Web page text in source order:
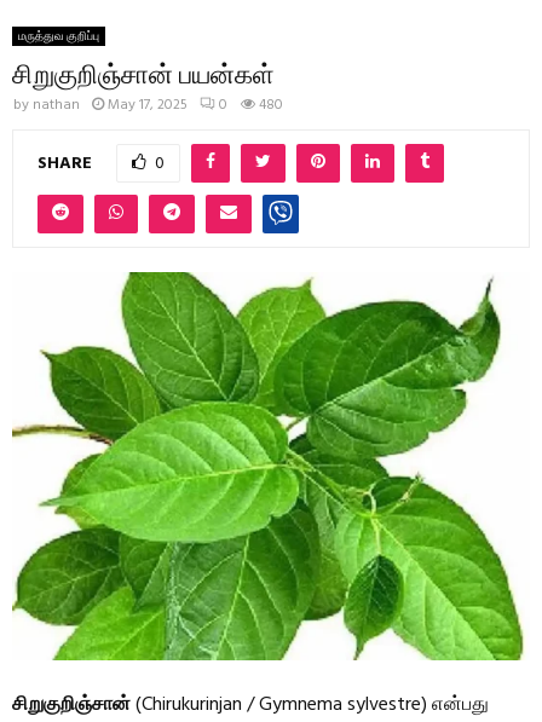
மருத்துவ குறிப்பு
சிறுகுறிஞ்சான் பயன்கள்
by nathan May 17, 2025 0 480
SHARE 0
சிறுகுறிஞ்சான்(Chirukurinjan / Gymnema sylvestre) என்பது